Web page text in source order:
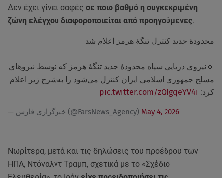
Δεν έχει γίνει σαφές σε ποιο βαθμό η συγκεκριμένη
ζώνη ελέγχου διαφοροποιείται από προηγούμενες.
محدودهٔ جدید کنترل تنگهٔ هرمز اعلام شد
🔹نیروی دریایی سپاه محدودهٔ جدید تنگهٔ هرمز که توسط نیروهای
مسلح جمهوری اسلامی ایران کنترل می‌شود را به‌شرح زیر اعلام
کرد: pic.twitter.com/zQIgqeYV4i
— خبرگزاری فارس (@FarsNews_Agency) May 4, 2026
Νωρίτερα, μετά και τις δηλώσεις του προέδρου των
ΗΠΑ, Ντόναλντ Τραμπ, σχετικά με το «Σχέδιο